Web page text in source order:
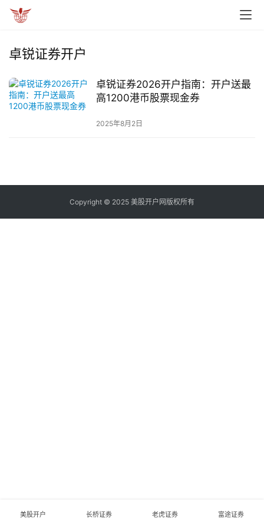
卓锐证券开户
卓锐证券2026开户指南：开户送最
高1200港币股票现金券
2025年8月2日
Copyright © 2025 美股开户网版权所有
美股开户 长桥证券 老虎证券 富途证券